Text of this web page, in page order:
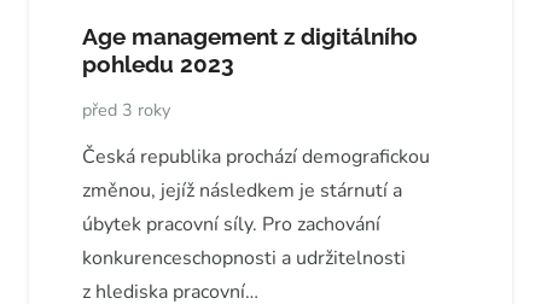
Age management z digitálního
pohledu 2023
před 3 roky
Česká republika prochází demografickou
změnou, jejíž následkem je stárnutí a
úbytek pracovní síly. Pro zachování
konkurenceschopnosti a udržitelnosti
z hlediska pracovní…